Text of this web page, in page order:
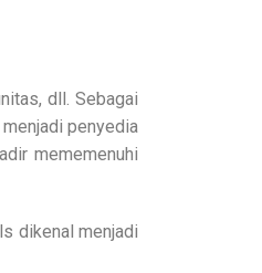
dll. Sebagai
penyedia
mememenuhi
dikenal menjadi